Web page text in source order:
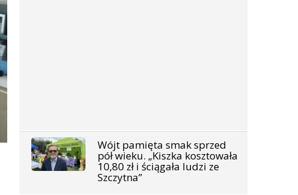
Wójt pamięta smak sprzed
pół wieku. „Kiszka kosztowała
10,80 zł i ściągała ludzi ze
Szczytna”